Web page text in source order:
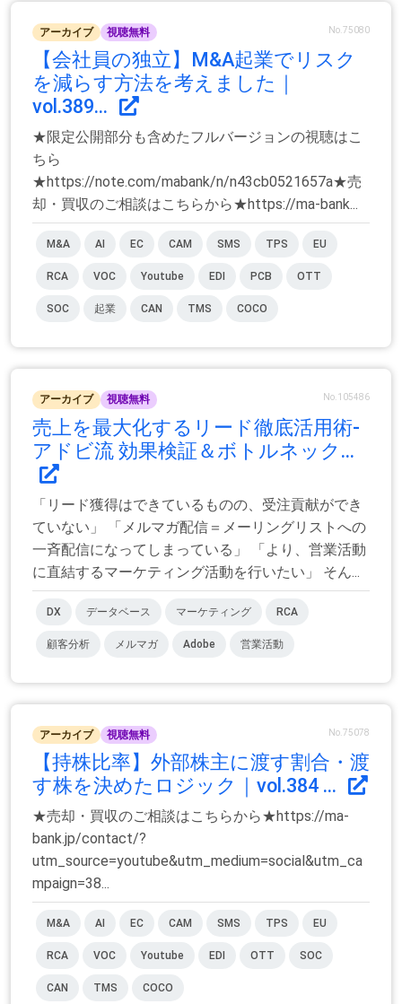
アーカイブ 視聴無料 No.75080
【会社員の独立】M&A起業でリスク
を減らす方法を考えました｜
vol.389...
★限定公開部分も含めたフルバージョンの視聴はこ
ちら
★https://note.com/mabank/n/n43cb0521657a★売
却・買収のご相談はこちらから★https://ma-bank...
M&A AI EC CAM SMS TPS EU
RCA VOC Youtube EDI PCB OTT
SOC 起業 CAN TMS COCO
アーカイブ 視聴無料 No.105486
売上を最大化するリード徹底活用術-
アドビ流 効果検証＆ボトルネック...
「リード獲得はできているものの、受注貢献ができ
ていない」 「メルマガ配信＝メーリングリストへの
一斉配信になってしまっている」 「より、営業活動
に直結するマーケティング活動を行いたい」 そん...
DX データベース マーケティング RCA
顧客分析 メルマガ Adobe 営業活動
アーカイブ 視聴無料 No.75078
【持株比率】外部株主に渡す割合・渡
す株を決めたロジック｜vol.384 ...
★売却・買収のご相談はこちらから★https://ma-
bank.jp/contact/?
utm_source=youtube&utm_medium=social&utm_ca
mpaign=38...
M&A AI EC CAM SMS TPS EU
RCA VOC Youtube EDI OTT SOC
CAN TMS COCO